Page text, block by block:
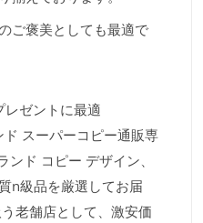
ご褒美としても最適で
レゼントに最適
スーパーコピー通販専
ド コピー デザイン、
n級品を厳選してお届
老舗店として、激安価